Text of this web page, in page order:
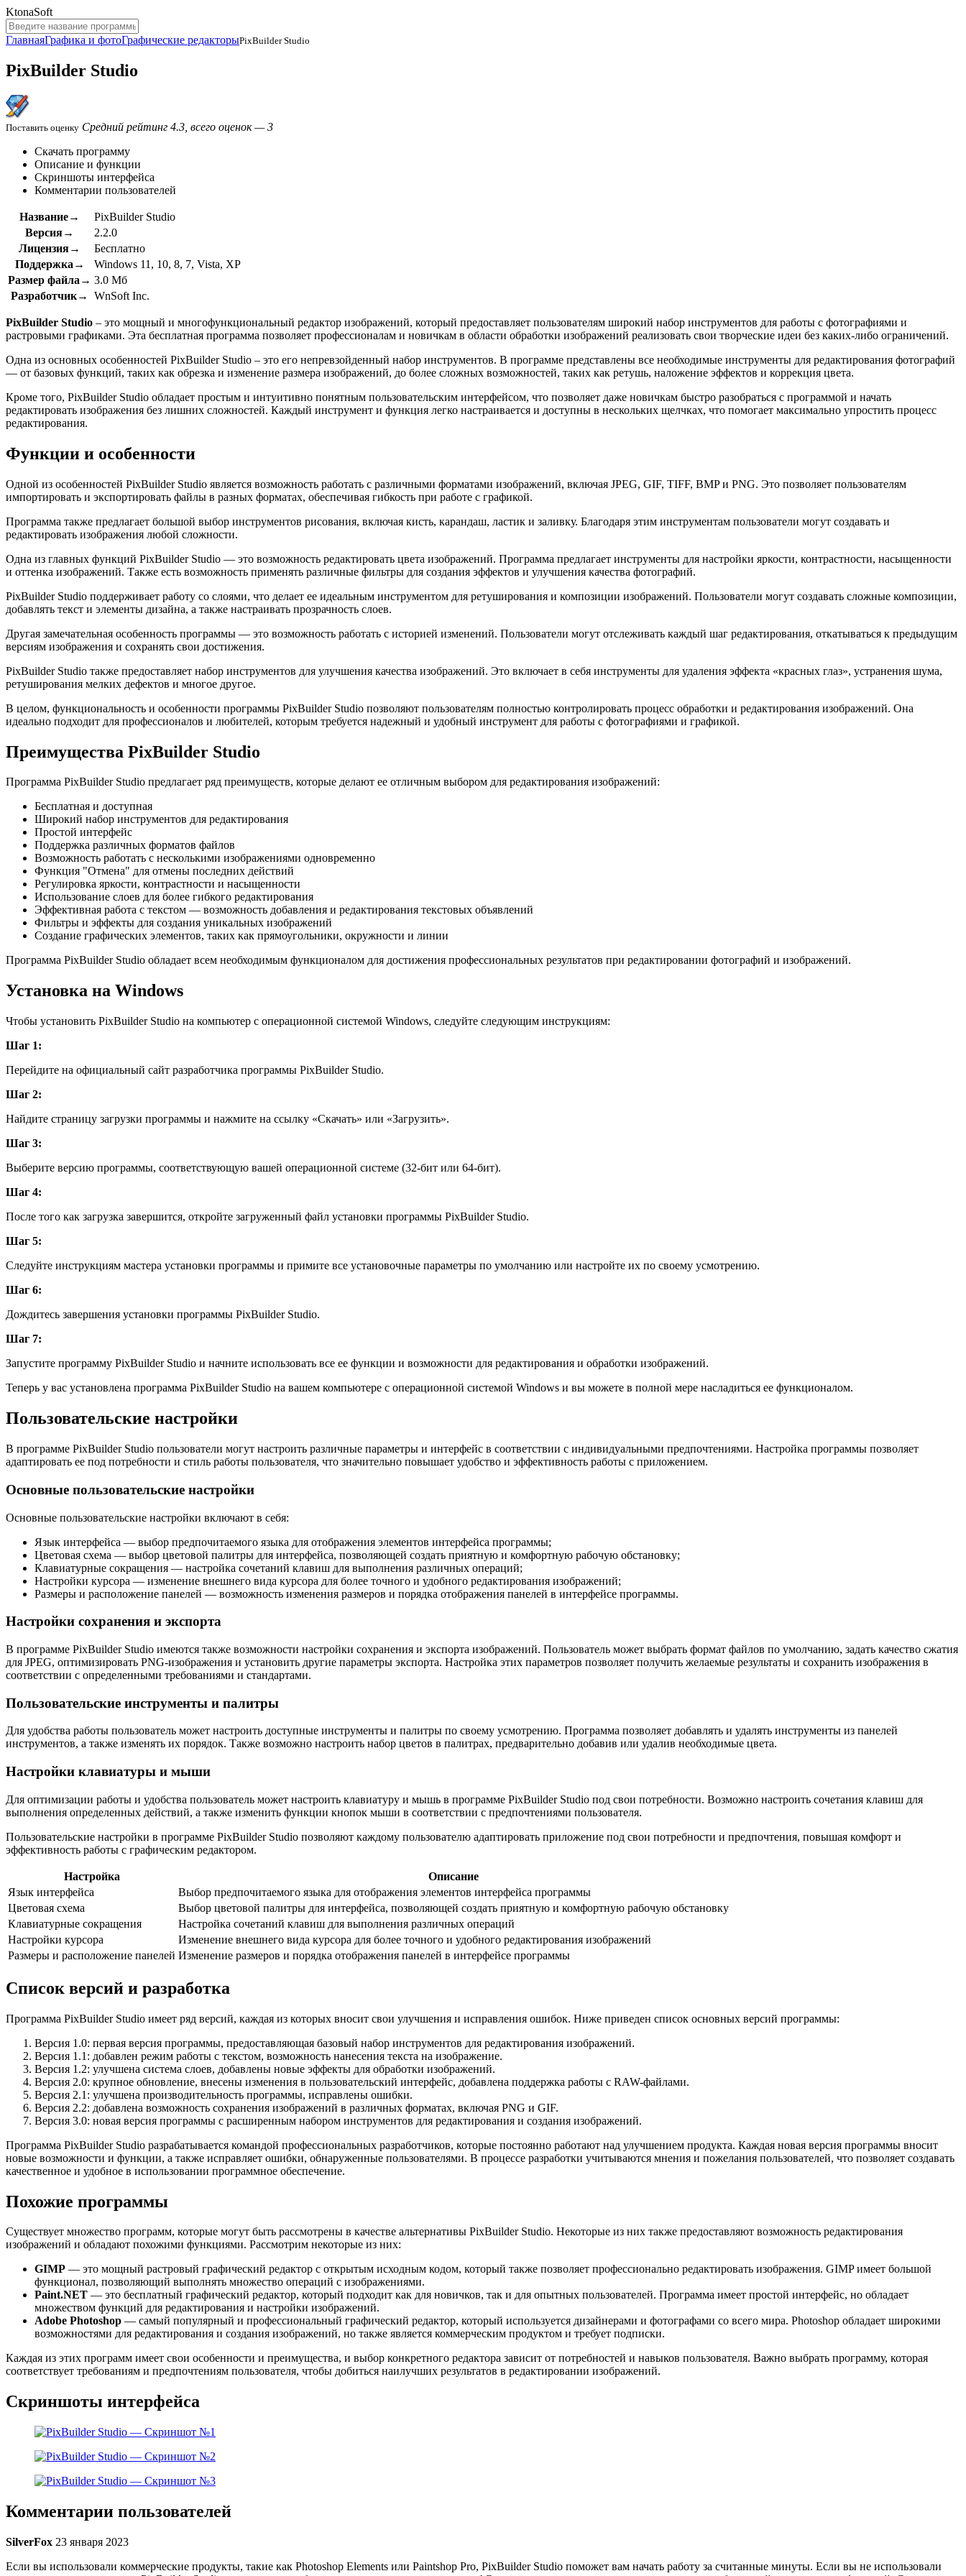
KtonaSoft
ГлавнаяГрафика и фотоГрафические редакторыPixBuilder Studio
PixBuilder Studio
Поставить оценку Средний рейтинг 4.3, всего оценок — 3
Скачать программу
Описание и функции
Скриншоты интерфейса
Комментарии пользователей
Название→
PixBuilder Studio
Версия→
2.2.0
Лицензия→
Бесплатно
Поддержка→
Windows 11, 10, 8, 7, Vista, XP
Размер файла→ 3.0 Мб
Разработчик→
WnSoft Inc.
PixBuilder Studio – это мощный и многофункциональный редактор изображений, который предоставляет пользователям широкий набор инструментов для работы с фотографиями и
растровыми графиками. Эта бесплатная программа позволяет профессионалам и новичкам в области обработки изображений реализовать свои творческие идеи без каких-либо ограничений.
Одна из основных особенностей PixBuilder Studio – это его непревзойденный набор инструментов. В программе представлены все необходимые инструменты для редактирования фотографий
— от базовых функций, таких как обрезка и изменение размера изображений, до более сложных возможностей, таких как ретушь, наложение эффектов и коррекция цвета.
Кроме того, PixBuilder Studio обладает простым и интуитивно понятным пользовательским интерфейсом, что позволяет даже новичкам быстро разобраться с программой и начать
редактировать изображения без лишних сложностей. Каждый инструмент и функция легко настраивается и доступны в нескольких щелчках, что помогает максимально упростить процесс
редактирования.
Функции и особенности
Одной из особенностей PixBuilder Studio является возможность работать с различными форматами изображений, включая JPEG, GIF, TIFF, BMP и PNG. Это позволяет пользователям
импортировать и экспортировать файлы в разных форматах, обеспечивая гибкость при работе с графикой.
Программа также предлагает большой выбор инструментов рисования, включая кисть, карандаш, ластик и заливку. Благодаря этим инструментам пользователи могут создавать и
редактировать изображения любой сложности.
Одна из главных функций PixBuilder Studio — это возможность редактировать цвета изображений. Программа предлагает инструменты для настройки яркости, контрастности, насыщенности
и оттенка изображений. Также есть возможность применять различные фильтры для создания эффектов и улучшения качества фотографий.
PixBuilder Studio поддерживает работу со слоями, что делает ее идеальным инструментом для ретуширования и композиции изображений. Пользователи могут создавать сложные композиции,
добавлять текст и элементы дизайна, а также настраивать прозрачность слоев.
Другая замечательная особенность программы — это возможность работать с историей изменений. Пользователи могут отслеживать каждый шаг редактирования, откатываться к предыдущим
версиям изображения и сохранять свои достижения.
PixBuilder Studio также предоставляет набор инструментов для улучшения качества изображений. Это включает в себя инструменты для удаления эффекта «красных глаз», устранения шума,
ретуширования мелких дефектов и многое другое.
В целом, функциональность и особенности программы PixBuilder Studio позволяют пользователям полностью контролировать процесс обработки и редактирования изображений. Она
идеально подходит для профессионалов и любителей, которым требуется надежный и удобный инструмент для работы с фотографиями и графикой.
Преимущества PixBuilder Studio
Программа PixBuilder Studio предлагает ряд преимуществ, которые делают ее отличным выбором для редактирования изображений:
Бесплатная и доступная
Широкий набор инструментов для редактирования
Простой интерфейс
Поддержка различных форматов файлов
Возможность работать с несколькими изображениями одновременно
Функция "Отмена" для отмены последних действий
Регулировка яркости, контрастности и насыщенности
Использование слоев для более гибкого редактирования
Эффективная работа с текстом — возможность добавления и редактирования текстовых объявлений
Фильтры и эффекты для создания уникальных изображений
Создание графических элементов, таких как прямоугольники, окружности и линии
Программа PixBuilder Studio обладает всем необходимым функционалом для достижения профессиональных результатов при редактировании фотографий и изображений.
Установка на Windows
Чтобы установить PixBuilder Studio на компьютер с операционной системой Windows, следуйте следующим инструкциям:
Шаг 1:
Перейдите на официальный сайт разработчика программы PixBuilder Studio.
Шаг 2:
Найдите страницу загрузки программы и нажмите на ссылку «Скачать» или «Загрузить».
Шаг 3:
Выберите версию программы, соответствующую вашей операционной системе (32-бит или 64-бит).
Шаг 4:
После того как загрузка завершится, откройте загруженный файл установки программы PixBuilder Studio.
Шаг 5:
Следуйте инструкциям мастера установки программы и примите все установочные параметры по умолчанию или настройте их по своему усмотрению.
Шаг 6:
Дождитесь завершения установки программы PixBuilder Studio.
Шаг 7:
Запустите программу PixBuilder Studio и начните использовать все ее функции и возможности для редактирования и обработки изображений.
Теперь у вас установлена программа PixBuilder Studio на вашем компьютере с операционной системой Windows и вы можете в полной мере насладиться ее функционалом.
Пользовательские настройки
В программе PixBuilder Studio пользователи могут настроить различные параметры и интерфейс в соответствии с индивидуальными предпочтениями. Настройка программы позволяет
адаптировать ее под потребности и стиль работы пользователя, что значительно повышает удобство и эффективность работы с приложением.
Основные пользовательские настройки
Основные пользовательские настройки включают в себя:
Язык интерфейса — выбор предпочитаемого языка для отображения элементов интерфейса программы;
Цветовая схема — выбор цветовой палитры для интерфейса, позволяющей создать приятную и комфортную рабочую обстановку;
Клавиатурные сокращения — настройка сочетаний клавиш для выполнения различных операций;
Настройки курсора — изменение внешнего вида курсора для более точного и удобного редактирования изображений;
Размеры и расположение панелей — возможность изменения размеров и порядка отображения панелей в интерфейсе программы.
Настройки сохранения и экспорта
В программе PixBuilder Studio имеются также возможности настройки сохранения и экспорта изображений. Пользователь может выбрать формат файлов по умолчанию, задать качество сжатия
для JPEG, оптимизировать PNG-изображения и установить другие параметры экспорта. Настройка этих параметров позволяет получить желаемые результаты и сохранить изображения в
соответствии с определенными требованиями и стандартами.
Пользовательские инструменты и палитры
Для удобства работы пользователь может настроить доступные инструменты и палитры по своему усмотрению. Программа позволяет добавлять и удалять инструменты из панелей
инструментов, а также изменять их порядок. Также возможно настроить набор цветов в палитрах, предварительно добавив или удалив необходимые цвета.
Настройки клавиатуры и мыши
Для оптимизации работы и удобства пользователь может настроить клавиатуру и мышь в программе PixBuilder Studio под свои потребности. Возможно настроить сочетания клавиш для
выполнения определенных действий, а также изменить функции кнопок мыши в соответствии с предпочтениями пользователя.
Пользовательские настройки в программе PixBuilder Studio позволяют каждому пользователю адаптировать приложение под свои потребности и предпочтения, повышая комфорт и
эффективность работы с графическим редактором.
Настройка
Описание
Язык интерфейса
Выбор предпочитаемого языка для отображения элементов интерфейса программы
Цветовая схема
Выбор цветовой палитры для интерфейса, позволяющей создать приятную и комфортную рабочую обстановку
Клавиатурные сокращения
Настройка сочетаний клавиш для выполнения различных операций
Настройки курсора
Изменение внешнего вида курсора для более точного и удобного редактирования изображений
Размеры и расположение панелей Изменение размеров и порядка отображения панелей в интерфейсе программы
Список версий и разработка
Программа PixBuilder Studio имеет ряд версий, каждая из которых вносит свои улучшения и исправления ошибок. Ниже приведен список основных версий программы:
Версия 1.0: первая версия программы, предоставляющая базовый набор инструментов для редактирования изображений.
Версия 1.1: добавлен режим работы с текстом, возможность нанесения текста на изображение.
Версия 1.2: улучшена система слоев, добавлены новые эффекты для обработки изображений.
Версия 2.0: крупное обновление, внесены изменения в пользовательский интерфейс, добавлена поддержка работы с RAW-файлами.
Версия 2.1: улучшена производительность программы, исправлены ошибки.
Версия 2.2: добавлена возможность сохранения изображений в различных форматах, включая PNG и GIF.
Версия 3.0: новая версия программы с расширенным набором инструментов для редактирования и создания изображений.
Программа PixBuilder Studio разрабатывается командой профессиональных разработчиков, которые постоянно работают над улучшением продукта. Каждая новая версия программы вносит
новые возможности и функции, а также исправляет ошибки, обнаруженные пользователями. В процессе разработки учитываются мнения и пожелания пользователей, что позволяет создавать
качественное и удобное в использовании программное обеспечение.
Похожие программы
Существует множество программ, которые могут быть рассмотрены в качестве альтернативы PixBuilder Studio. Некоторые из них также предоставляют возможность редактирования
изображений и обладают похожими функциями. Рассмотрим некоторые из них:
GIMP — это мощный растровый графический редактор с открытым исходным кодом, который также позволяет профессионально редактировать изображения. GIMP имеет большой
функционал, позволяющий выполнять множество операций с изображениями.
Paint.NET — это бесплатный графический редактор, который подходит как для новичков, так и для опытных пользователей. Программа имеет простой интерфейс, но обладает
множеством функций для редактирования и настройки изображений.
Adobe Photoshop — самый популярный и профессиональный графический редактор, который используется дизайнерами и фотографами со всего мира. Photoshop обладает широкими
возможностями для редактирования и создания изображений, но также является коммерческим продуктом и требует подписки.
Каждая из этих программ имеет свои особенности и преимущества, и выбор конкретного редактора зависит от потребностей и навыков пользователя. Важно выбрать программу, которая
соответствует требованиям и предпочтениям пользователя, чтобы добиться наилучших результатов в редактировании изображений.
Скриншоты интерфейса
Комментарии пользователей
SilverFox 23 января 2023
Если вы использовали коммерческие продукты, такие как Photoshop Elements или Paintshop Pro, PixBuilder Studio поможет вам начать работу за считанные минуты. Если вы не использовали